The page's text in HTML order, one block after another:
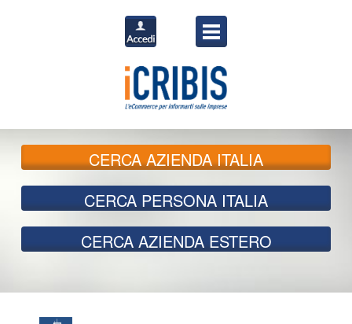
CERCAAZIENDA ITALIA
CERCA PERSONA ITALIA
CERCA AZIENDA ESTERO